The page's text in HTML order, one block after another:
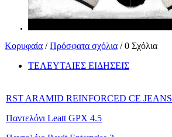
Κορυφαία /Πρόσφατα σχόλια / 0 Σχόλια
ΤΕΛΕΥΤΑΙΕΣ ΕΙΔΗΣΕΙΣ
RST ARAMID REINFORCED CE JEANS
Παντελόνι Leatt GPX 4.5